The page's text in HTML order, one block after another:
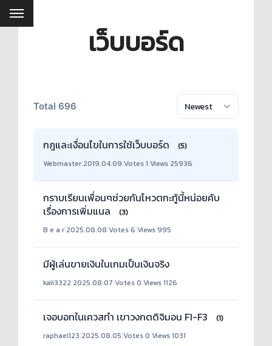
เว็บบอร์ด
Total 696
กฎและเงื่อนไขในการใช้เว็บบอร์ด
(5)
Webmaster 2019.04.09 Votes 1 Views 25936
กราบเรียนเพื่อนๆช่วยกันโหวตกะทู้นี้หน่อยคับ
เรื่องการเพิ่มแนล
(3)
B e a r|2025.08.08|Votes 6|Views 995
มีผู้เล่นขายเงินในเกมเป็นเงินจริง
kaii3322|2025.08.07|Votes 0|Views 1126
เจอบอทในเควสทำ เขาวงกตดิจิมอน F1-F3
(1)
raphael123|2025.08.05|Votes 0|Views 1031